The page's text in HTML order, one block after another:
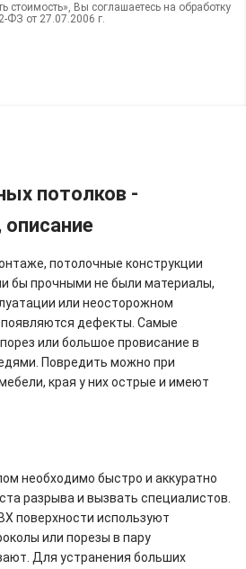
стоимость», Вы соглашаетесь на обработку
ФЗ от 27.07.2006 г.
потолков -
потолочные конструкции
бы прочными не были материалы,
или неосторожном
дефекты. Самые
или большое провисание в
Повредить можно при
края у них острые и имеют
необходимо быстро и аккуратно
разрыва и вызвать специалистов.
поверхности используют
или порезы в пару
Для устранения больших